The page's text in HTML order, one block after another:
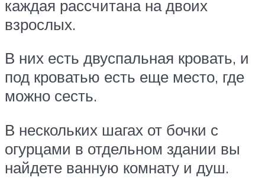
каждая рассчитана на двоих
взрослых.
В них есть двуспальная кровать, и
под кроватью есть еще место, где
можно сесть.
В нескольких шагах от бочки с
огурцами в отдельном здании вы
найдете ванную комнату и душ.